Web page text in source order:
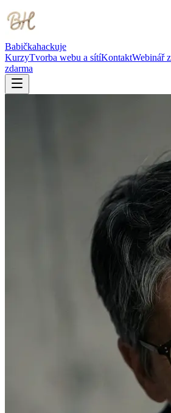
Babičkahackuje
KurzyTvorba webu a sítíKontaktWebinář
zdarma